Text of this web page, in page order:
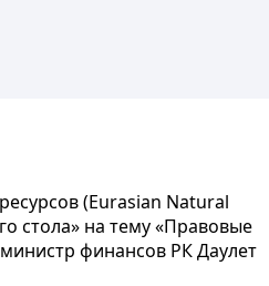
(Eurasian Natural
стола» на тему «Правовые
финансов РК Даулет